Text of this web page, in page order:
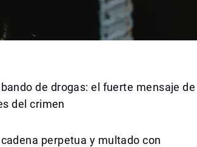
de drogas: el fuerte mensaje de
del crimen
perpetua y multado con